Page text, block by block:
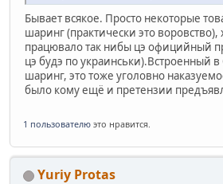
Бывает всякое. Просто некоторые
шаринг (практически это
працювало так нибы цэ официйный
цэ будэ по украинськи).Встроенный в
шаринг, это тоже уголовно
было кому ещё и претензии
1 пользователю это нравится.
Yuriy Protas